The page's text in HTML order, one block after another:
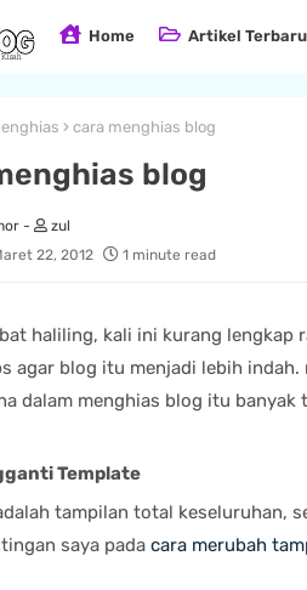
Home Artikel Terbaru
cara menghias blog
blog
zul
22, 2012
1 minute read
haliling, kali ini kurang
agar blog itu menjadi lebih
dalam menghias blog itu
Template
tampilan total keseluruhan,
saya pada cara merubah